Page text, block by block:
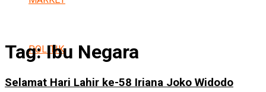
POLITIK
Tag:Ibu Negara
Selamat Hari Lahir ke-58 Iriana Joko Widodo